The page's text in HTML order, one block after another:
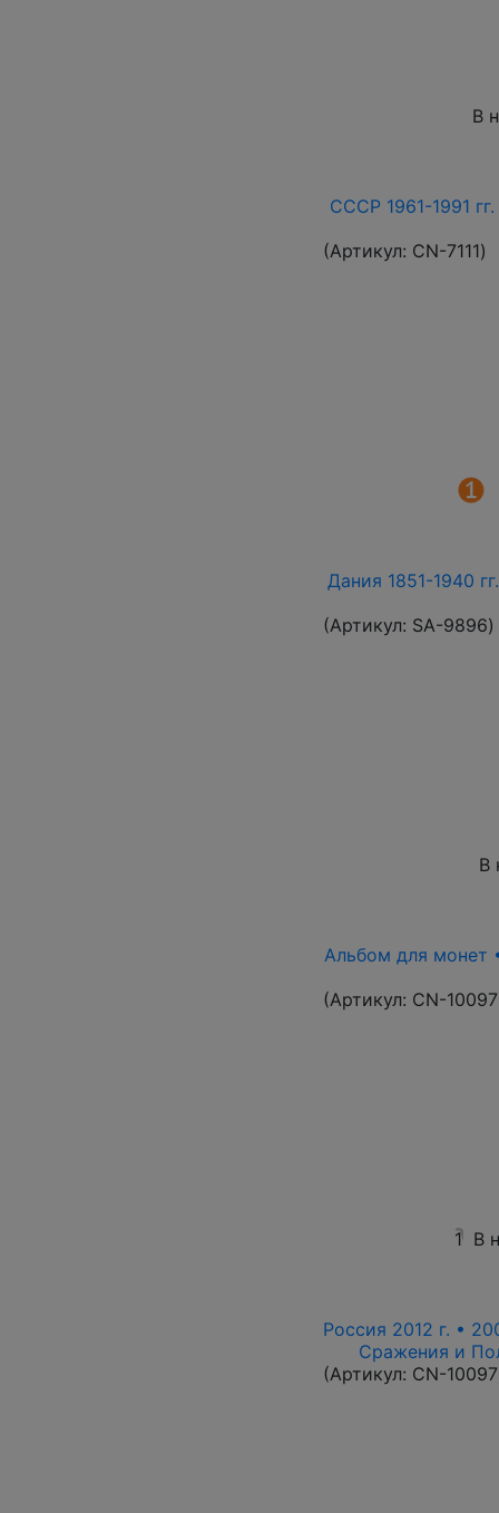
В
СССР 1961-1991
(Артикул: СN-7111)
Дания 1851-1940
(Артикул: SA-9896)
В
Альбом для монет
(Артикул: CN-
1 В
Россия 2012 г. •
Сражения и
(Артикул: CN-10097